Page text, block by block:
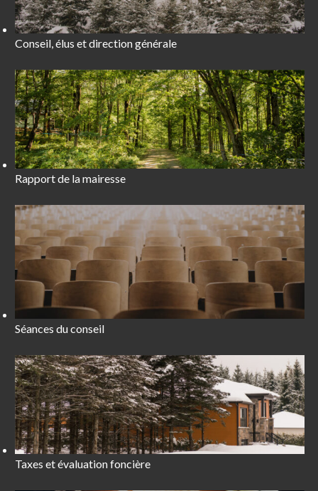
Conseil, élus et direction générale
Rapport de la mairesse
Séances du conseil
Taxes et évaluation foncière